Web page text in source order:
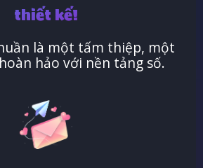
thiết kế!
là một tấm thiệp, một
hảo với nền tảng số.